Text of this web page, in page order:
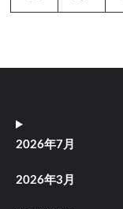
2026年7月
2026年3月